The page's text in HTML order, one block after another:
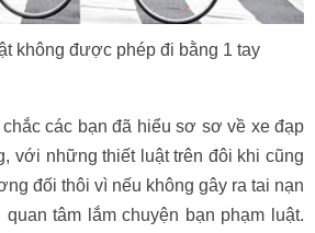
không được phép đi bằng 1 tay
các bạn đã hiểu sơ sơ về xe đạp
với những thiết luật trên đôi khi cũng
đối thôi vì nếu không gây ra tai nạn
tâm lắm chuyện bạn phạm luật.